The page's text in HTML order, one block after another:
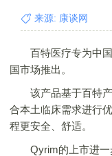
来源: 康谈网
百特医疗专为中国
国市场推出。
该产品基于百特产
合本土临床需求进行
程更安全、舒适。
Qyrim的上市进一